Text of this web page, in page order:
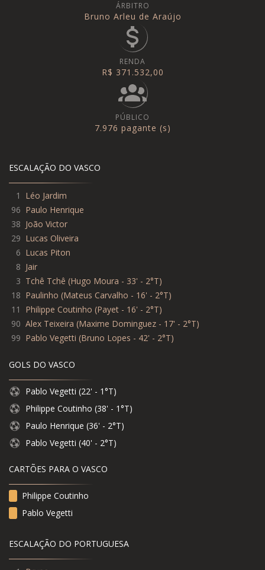
ÁRBITRO
Bruno Arleu de Araújo
RENDA
R$ 371.532,00
PÚBLICO
7.976 pagante (s)
ESCALAÇÃO DO VASCO
1
Léo Jardim
96 Paulo Henrique
38 João Victor
29 Lucas Oliveira
6 Lucas Piton
8 Jair
3 Tchê Tchê (Hugo Moura - 33' - 2°T)
18 Paulinho (Mateus Carvalho - 16' - 2°T)
11
Philippe Coutinho (Payet - 16' - 2°T)
90 Alex Teixeira (Maxime Dominguez - 17' - 2°T)
99 Pablo Vegetti (Bruno Lopes - 42' - 2°T)
GOLS DO VASCO
Pablo Vegetti (22' - 1°T)
Philippe Coutinho (38' - 1°T)
Paulo Henrique (36' - 2°T)
Pablo Vegetti (40' - 2°T)
CARTÕES PARA O VASCO
Philippe Coutinho
Pablo Vegetti
ESCALAÇÃO DO PORTUGUESA